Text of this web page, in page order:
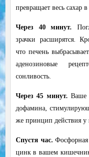
превращает весь сахар
Через 40 минут.
зрачки расширятся.
что печень
аденозиновые
сонливость.
Через 45 минут. Ваше
дофамина,
же принцип действия у
Спустя час. Фосфорная
цинк в вашем